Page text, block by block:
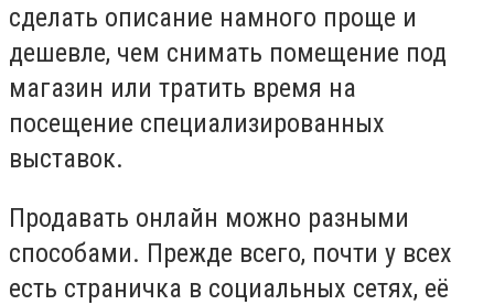
сделать описание намного проще и
дешевле, чем снимать помещение под
магазин или тратить время на
посещение специализированных
выставок.
Продавать онлайн можно разными
способами. Прежде всего, почти у всех
есть страничка в социальных сетях, её